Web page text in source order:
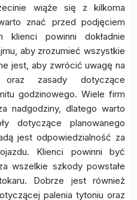
wiąże się z kilkoma
znać przed podjęciem
klienci powinni dokładnie
aby zrozumieć wszystkie
jest, aby zwrócić uwagę na
zasady dotyczące
godzinowego. Wiele firm
nadgodziny, dlatego warto
dotyczące planowanego
jest odpowiedzialność za
Klienci powinni być
wszelkie szkody powstałe
Dobrze jest również
palenia tytoniu oraz